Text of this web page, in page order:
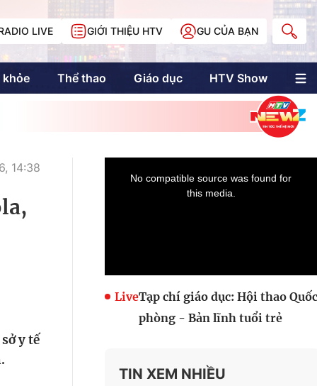
LIVE GIỚI THIỆU HTV GU CỦA BẠN
khỏe Thể thao Giáo dục HTV Show
Multimedia
Multiform
Doanh nhân Sài
Gòn
14:38
y tế
LiveTạp chí giáo dục: Hội thao Quốc
phòng - Bản lĩnh tuổi trẻ
TIN XEM NHIỀU